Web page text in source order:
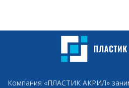
Компания «ПЛАСТИК АКРИЛ»